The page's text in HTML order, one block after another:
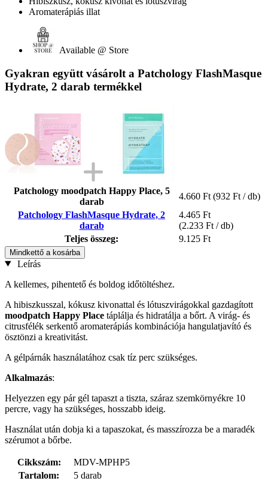
Aromaterápiás illat
Available @ Store
Gyakran együtt vásárolt a Patchology FlashMasque
Hydrate, 2 darab termékkel
Patchology moodpatch Happy Place, 5
darab
4.660 Ft (932 Ft / db)
Patchology FlashMasque Hydrate, 2
darab
4.465 Ft
(2.233 Ft / db)
Teljes összeg:
9.125 Ft
Mindkettő a kosárba
Leírás
A kellemes, pihentető és boldog időtöltéshez.
A hibiszkusszal, kókusz kivonattal és lótuszvirágokkal gazdagított
moodpatch Happy Place táplálja és hidratálja a bőrt. A virág- és
citrusfélék serkentő aromaterápiás kombinációja hangulatjavító és
ösztönzi a kreativitást.
A gélpárnák használatához csak tíz perc szükséges.
Alkalmazás:
Helyezzen egy pár gél tapaszt a tiszta, száraz szemkörnyékre 10
percre, vagy ha szükséges, hosszabb ideig.
Használat után dobja ki a tapaszokat, és masszírozza be a maradék
szérumot a bőrbe.
Cikkszám:
MDV-MPHP5
Tartalom:
5 darab